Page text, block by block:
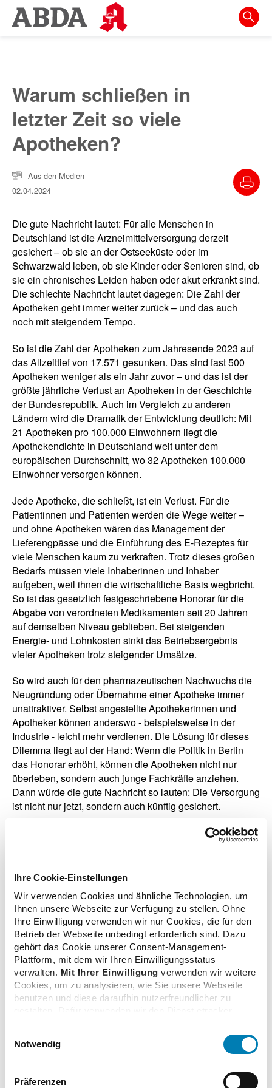
Ihre Cookie-Einstellungen
Wir verwenden Cookies und ähnliche Technologien, um
Ihnen unsere Webseite zur Verfügung zu stellen. Ohne
Ihre Einwilligung verwenden wir nur Cookies, die für den
Betrieb der Webseite unbedingt erforderlich sind. Dazu
gehört das Cookie unserer Consent-Management-
Plattform, mit dem wir Ihren Einwilligungsstatus
verwalten. Mit Ihrer Einwilligung verwenden wir weitere
Cookies, um zu analysieren, wie Sie unsere Webseite
benutzen und diese daraufhin nutzerfreundlicher zu
Adresse und Ihr Surfverhalten verarbeitet. Mit einem
Klick auf „Cookies zulassen“ stimmen Sie der
erforderlichen Cookies zu. Über die Schaltfläche „Nur
Notwendig
Präferenzen
Springe
direkt
zur
Meta-
Navigation
zum
Inhalt
zur
Warum schließen in
letzter Zeit so viele
Apotheken?
Aus den Medien
02.04.2024
Die gute Nachricht lautet: Für alle Menschen in
Deutschland ist die Arzneimittelversorgung derzeit
gesichert – ob sie an der Ostseeküste oder im
Schwarzwald leben, ob sie Kinder oder Senioren sind, ob
sie ein chronisches Leiden haben oder akut erkrankt sind.
Die schlechte Nachricht lautet dagegen: Die Zahl der
Apotheken geht immer weiter zurück – und das auch
noch mit steigendem Tempo.
So ist die Zahl der Apotheken zum Jahresende 2023 auf
das Allzeittief von 17.571 gesunken. Das sind fast 500
Apotheken weniger als ein Jahr zuvor – und das ist der
größte jährliche Verlust an Apotheken in der Geschichte
der Bundesrepublik. Auch im Vergleich zu anderen
Ländern wird die Dramatik der Entwicklung deutlich: Mit
21 Apotheken pro 100.000 Einwohnern liegt die
Apothekendichte in Deutschland weit unter dem
europäischen Durchschnitt, wo 32 Apotheken 100.000
Einwohner versorgen können.
Jede Apotheke, die schließt, ist ein Verlust. Für die
Patientinnen und Patienten werden die Wege weiter –
und ohne Apotheken wären das Management der
Lieferengpässe und die Einführung des E-Rezeptes für
viele Menschen kaum zu verkraften. Trotz dieses großen
Bedarfs müssen viele Inhaberinnen und Inhaber
aufgeben, weil ihnen die wirtschaftliche Basis wegbricht.
So ist das gesetzlich festgeschriebene Honorar für die
Abgabe von verordneten Medikamenten seit 20 Jahren
auf demselben Niveau geblieben. Bei steigenden
Energie- und Lohnkosten sinkt das Betriebsergebnis
vieler Apotheken trotz steigender Umsätze.
So wird auch für den pharmazeutischen Nachwuchs die
Neugründung oder Übernahme einer Apotheke immer
unattraktiver. Selbst angestellte Apothekerinnen und
Apotheker können anderswo - beispielsweise in der
Industrie - leicht mehr verdienen. Die Lösung für dieses
Dilemma liegt auf der Hand: Wenn die Politik in Berlin
das Honorar erhöht, können die Apotheken nicht nur
überleben, sondern auch junge Fachkräfte anziehen.
Dann würde die gute Nachricht so lauten: Die Versorgung
ist nicht nur jetzt, sondern auch künftig gesichert.
(Autor: Mathias Arnold, Vizepräsident der ABDA;
erschienen in "Das Apotheken Magazin" / Ausgabe 01.
zurück zur Übersicht
Zusatzinformationen